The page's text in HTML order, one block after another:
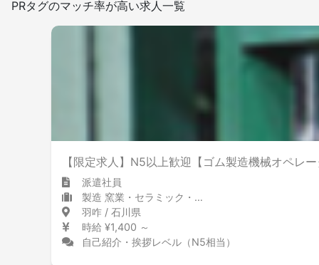
少ない 多い
PRタグのマッチ率が高い求人一覧
【限定求人】N5以上歓迎【ゴム製造機械オペレ
派遣社員
製造 窯業・セラミック・ゴム・セメント
羽咋 / 石川県
時給 ¥1,400 ～
自己紹介・挨拶レベル（N5相当）